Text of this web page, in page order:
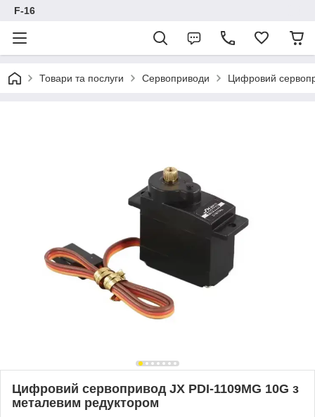
F-16
Товари та послуги Сервоприводи Цифровий
Цифровий сервопривод JX PDI-1109MG 10G з
металевим редуктором